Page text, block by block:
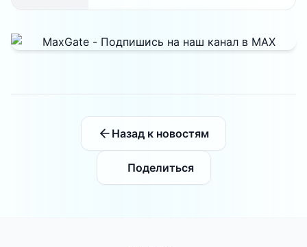
рекомендовал россиянам временно
Назад к новостям
Поделиться